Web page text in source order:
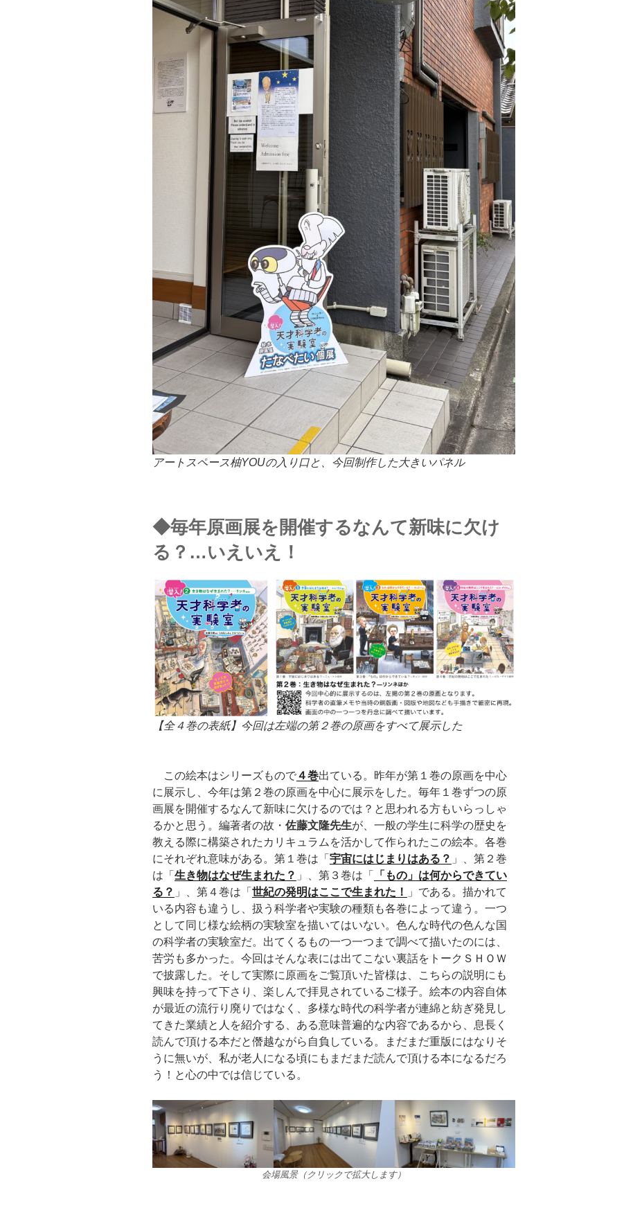
アートスペース柚YOUの入り口と、今回制作した大きいパネル
◆毎年原画展を開催するなんて新味に欠け
る？…いえいえ！
【全４巻の表紙】今回は左端の第２巻の原画をすべて展示した
この絵本はシリーズもので４巻出ている。昨年が第１巻の原画を中心
に展示し、今年は第２巻の原画を中心に展示をした。毎年１巻ずつの原
画展を開催するなんて新味に欠けるのでは？と思われる方もいらっしゃ
るかと思う。編著者の故・ 佐藤文隆先生が、一般の学生に科学の歴史を
教える際に構築されたカリキュラムを活かして作られたこの絵本。各巻
にそれぞれ意味がある。第１巻は「 宇宙にはじまりはある？ 」、第２巻
は「 生き物はなぜ生まれた？ 」、第３巻は「
「もの」は何からできてい
る？ 」、第４巻は「 世紀の発明はここで生まれた！
」である。描かれて
いる内容も違うし、扱う科学者や実験の種類も各巻によって違う。一つ
として同じ様な絵柄の実験室を描いてはいない。色んな時代の色んな国
の科学者の実験室だ。出てくるもの一つ一つまで調べて描いたのには、
苦労も多かった。今回はそんな表には出てこない裏話をトークＳＨＯＷ
で披露した。そして実際に原画をご覧頂いた皆様は、こちらの説明にも
興味を持って下さり、楽しんで拝見されているご様子。絵本の内容自体
が最近の流行り廃りではなく、多様な時代の科学者が連綿と紡ぎ発見し
てきた業績と人を紹介する、ある意味普遍的な内容であるから、息長く
読んで頂ける本だと僭越ながら自負している。まだまだ重版にはなりそ
うに無いが、私が老人になる頃にもまだまだ読んで頂ける本になるだろ
う！と心の中では信じている。
会場風景（クリックで拡大します）